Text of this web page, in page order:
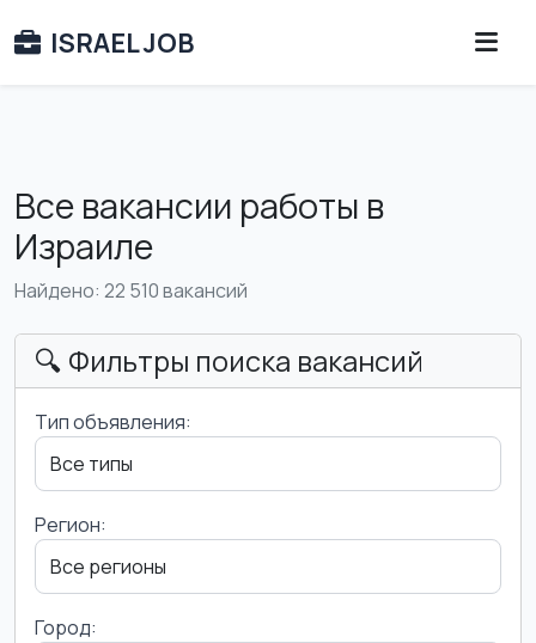
ISRAEL JOB
Все вакансии работы в
Израиле
Найдено: 22 510 вакансий
🔍 Фильтры поиска вакансий
Тип объявления:
Регион:
Город: